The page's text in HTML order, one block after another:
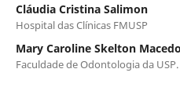
Cláudia Cristina Salimon
Hospital das Clínicas FMUSP
Mary Caroline Skelton Macedo
Faculdade de Odontologia da USP.